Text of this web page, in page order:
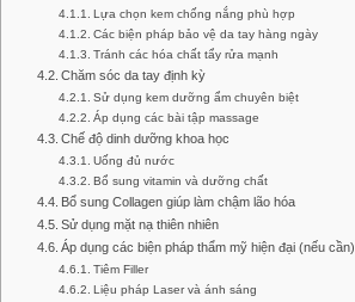
Lựa chọn kem chống nắng phù hợp
Các biện pháp bảo vệ da tay hàng ngày
Tránh các hóa chất tẩy rửa mạnh
Chăm sóc da tay định kỳ
Sử dụng kem dưỡng ẩm chuyên biệt
Áp dụng các bài tập massage
Chế độ dinh dưỡng khoa học
Uống đủ nước
Bổ sung vitamin và dưỡng chất
Bổ sung Collagen giúp làm chậm lão hóa
Sử dụng mặt nạ thiên nhiên
Áp dụng các biện pháp thẩm mỹ hiện đại (nếu cần)
Tiêm Filler
Liệu pháp Laser và ánh sáng